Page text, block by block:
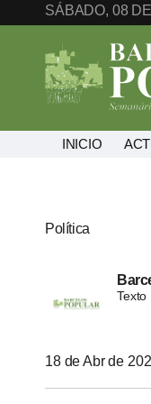
SÁBADO, 08
INICIO
Política
Texto
18 de Abr de